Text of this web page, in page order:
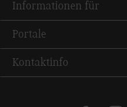
Informationen für
Portale
Kontaktinfo